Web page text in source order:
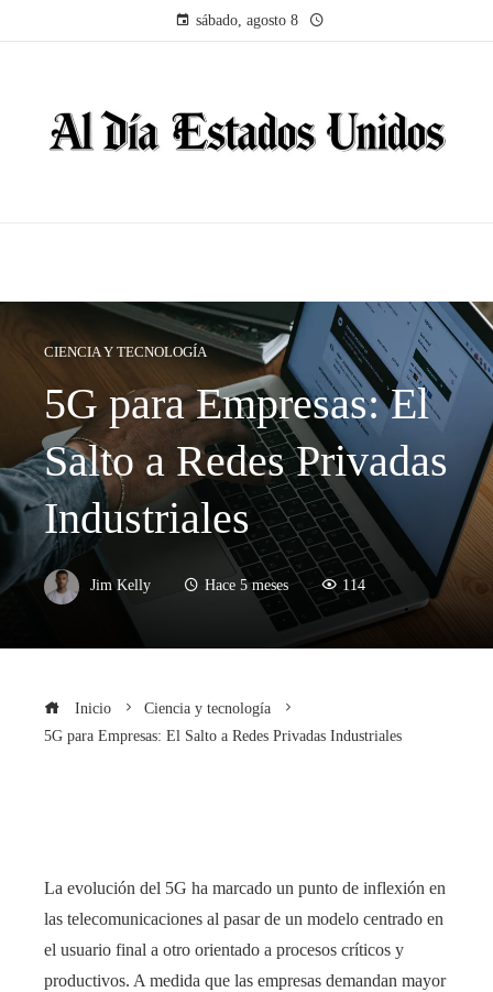
sábado, agosto 8
CIENCIA Y TECNOLOGÍA
5G para Empresas: El
Salto a Redes Privadas
Industriales
Jim Kelly Hace 5 meses 114
Inicio
Ciencia y tecnología
5G para Empresas: El Salto a Redes Privadas Industriales
La evolución del 5G ha marcado un punto de inflexión en
las telecomunicaciones al pasar de un modelo centrado en
el usuario final a otro orientado a procesos críticos y
productivos. A medida que las empresas demandan mayor